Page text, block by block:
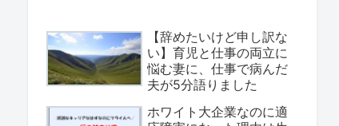
【辞めたいけど申し訳な
い】育児と仕事の両立に
悩む妻に、仕事で病んだ
夫が5分語りました
ホワイト大企業なのに適